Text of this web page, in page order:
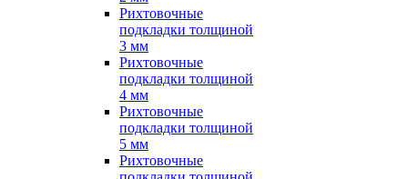
Рихтовочные
подкладки толщиной
3 мм
Рихтовочные
подкладки толщиной
4 мм
Рихтовочные
подкладки толщиной
5 мм
Рихтовочные